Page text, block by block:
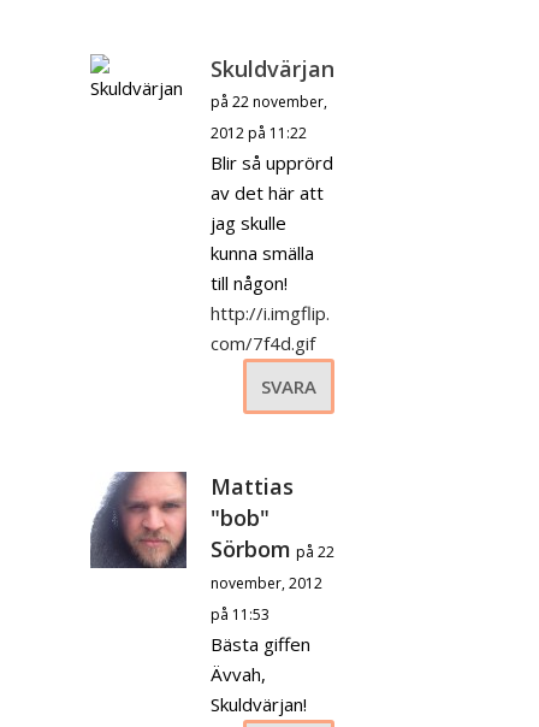
Skuldvärjan
på 22 november,
2012 på 11:22
Blir så upprörd
av det här att
jag skulle
kunna smälla
till någon!
http://i.imgflip.
com/7f4d.gif
SVARA
Mattias
"bob"
Sörbom på 22
november, 2012
på 11:53
Bästa giffen
Ävvah,
Skuldvärjan!